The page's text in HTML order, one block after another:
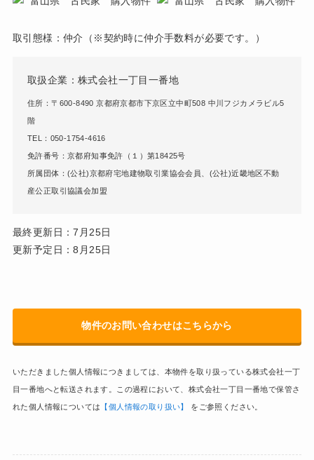
取引態様：仲介（※契約時に仲介手数料が必要です。）
取扱企業：株式会社一丁目一番地
住所：〒600-8490 京都府京都市下京区立中町508 中川フジカメラビル5
階
TEL：050-1754-4616
免許番号：京都府知事免許（１）第18425号
所属団体：(公社)京都府宅地建物取引業協会会員、(公社)近畿地区不動
産公正取引協議会加盟
最終更新日：7月25日
更新予定日：8月25日
物件のお問い合わせはこちらから
いただきました個人情報につきましては、本物件を取り扱っている株式会社一丁
目一番地へと転送されます。この過程において、株式会社一丁目一番地で保管さ
れた個人情報については 【個人情報の取り扱い】 をご参照ください。